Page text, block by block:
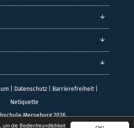
um die Bedienfreundlichkeit
| Datenschutz| Barrierefreiheit|
Netiquette
Merseburg 2026